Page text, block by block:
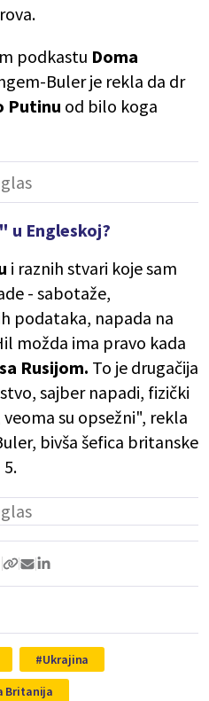
podkastu Doma
Buler je rekla da dr
Putinu od bilo koga
u Engleskoj?
i raznih stvari koje sam
- sabotaže,
podataka, napada na
možda ima pravo kada
Rusijom. To je drugačija
sajber napadi, fizički
su opsežni", rekla
bivša šefica britanske
Ukrajina
Britanija